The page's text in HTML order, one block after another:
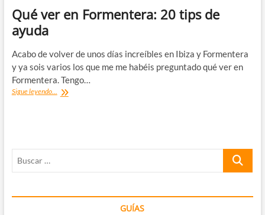
Qué ver en Formentera: 20 tips de
ayuda
Acabo de volver de unos días increíbles en Ibiza y Formentera
y ya sois varios los que me me habéis preguntado qué ver en
Formentera. Tengo…
Sigue leyendo...
Qué
Buscar
GUÍAS